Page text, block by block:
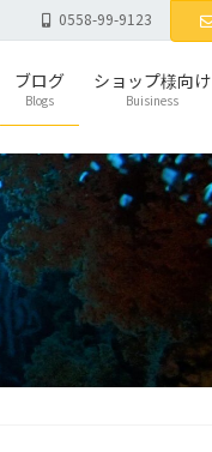
0558-99-9123
ブログ
Blogs
ショップ様向け
Buisiness